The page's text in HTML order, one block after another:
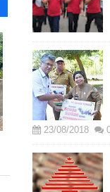
23/08/2018